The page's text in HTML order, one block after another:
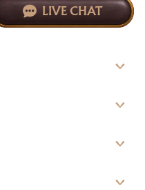
LIVE CHAT